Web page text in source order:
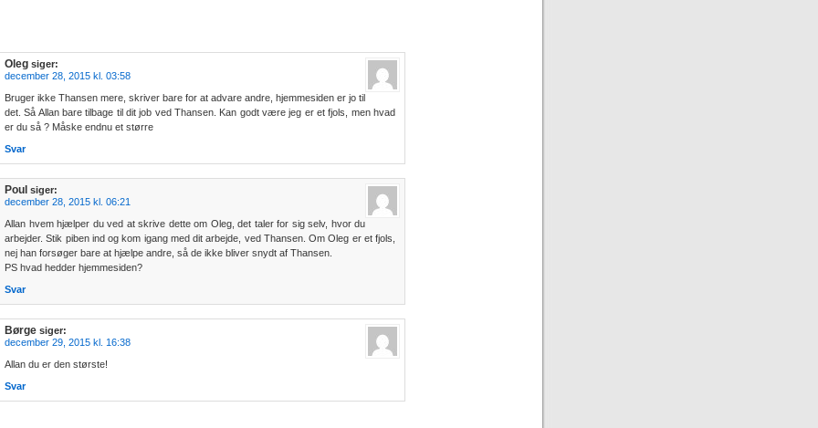
Oleg siger:
december 28, 2015 kl. 03:58
Bruger ikke Thansen mere, skriver bare for at advare andre, hjemmesiden er jo til
det. Så Allan bare tilbage til dit job ved Thansen. Kan godt være jeg er et fjols, men hvad
er du så ? Måske endnu et større
Svar
Poul siger:
december 28, 2015 kl. 06:21
Allan hvem hjælper du ved at skrive dette om Oleg, det taler for sig selv, hvor du
arbejder. Stik piben ind og kom igang med dit arbejde, ved Thansen. Om Oleg er et fjols,
nej han forsøger bare at hjælpe andre, så de ikke bliver snydt af Thansen.
PS hvad hedder hjemmesiden?
Svar
Børge siger:
december 29, 2015 kl. 16:38
Allan du er den største!
Svar